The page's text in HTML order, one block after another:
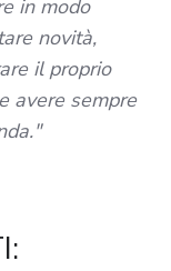
in modo
novità,
il proprio
avere sempre